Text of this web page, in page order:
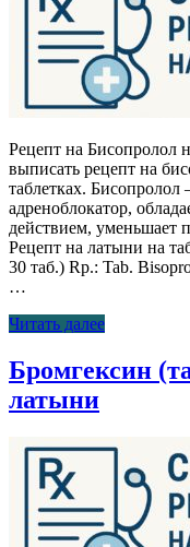
Рецепт на Бисопролол
выписать рецепт на
таблетках.
адреноблокатор,
действием, уменьшает
Рецепт на латыни на
30 таб.) Rp.: Tab.
…
Читать далее
Бромгексин
латыни